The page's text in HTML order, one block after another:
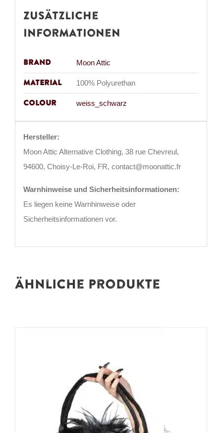
Zusätzliche
Informationen
Brand Moon Attic
Material 100% Polyurethan
Colour weiss_schwarz
Hersteller:
Moon Attic Alternative Clothing, 38 rue Chevreul,
94600, Choisy-Le-Roi, FR, contact@moonattic.fr
Warnhinweise und Sicherheitsinformationen:
Es liegen keine Warnhinweise oder
Sicherheitsinformationen vor.
Ähnliche Produkte